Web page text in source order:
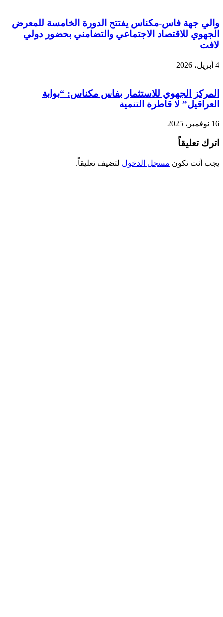
والي جهة فاس-مكناس يفتتح الدورة الخامسة للمعرض
الجهوي للاقتصاد الاجتماعي والتضامني بحضور دولي
لافت
4 أبريل، 2026
المركز الجهوي للاستثمار بفاس مكناس: “بوابة
العراقيل” لا قاطرة التنمية
16 نوفمبر، 2025
اترك تعليقاً
يجب أنت تكون مسجل الدخول لتضيف تعليقاً.